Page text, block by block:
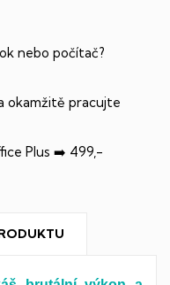
nebo počítač?
okamžitě pracujte
Plus ➡️ 499,-